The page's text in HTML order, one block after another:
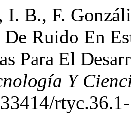
I. B., F.
Ruido En
Para El
Y